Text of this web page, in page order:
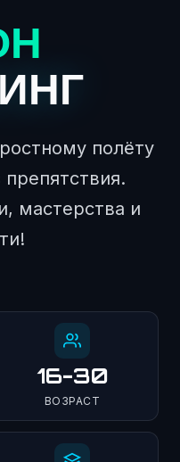
полёту
мастерства и
16-30
ВОЗРАСТ